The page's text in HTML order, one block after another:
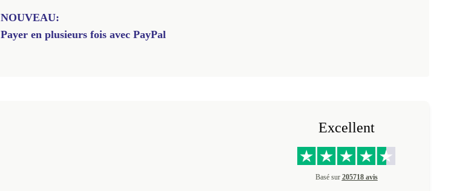
NOUVEAU:
Payer en plusieurs fois avec PayPal
Excellent
Basé sur 205718 avis